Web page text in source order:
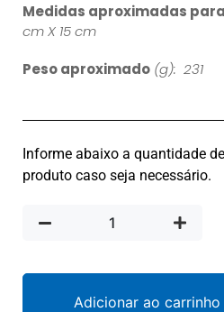
Medidas aproximadas
cm X 15 cm
Peso aproximado (g): 231
Informe abaixo a quantidade
produto caso seja necessário.
Adicionar ao carrinho